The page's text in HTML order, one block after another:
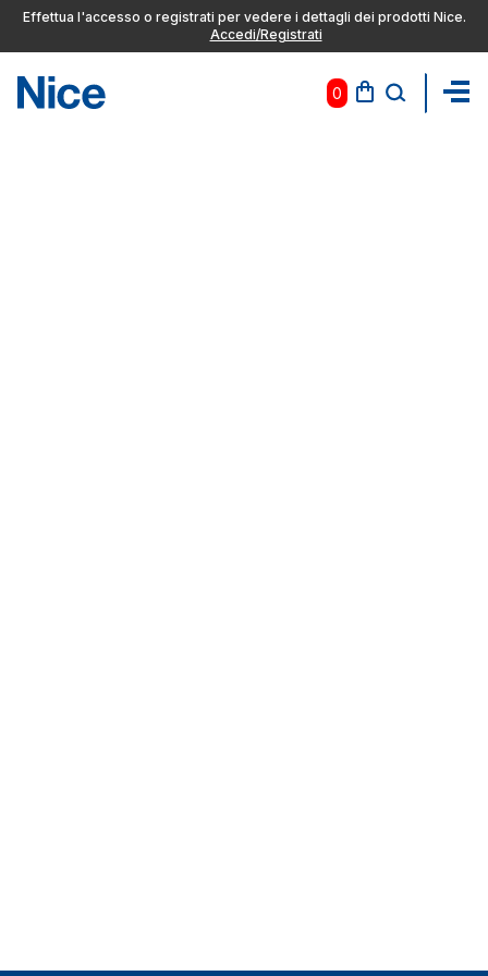
Effettua l'accesso o registrati per vedere i dettagli dei prodotti Nice.
Accedi/Registrati
0